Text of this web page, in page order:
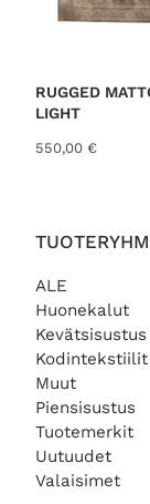
ALE
Huonekalut
Kevätsisustus
Kodintekstiilit
Muut
Piensisustus
Tuotemerkit
Uutuudet
Valaisimet
RUGGED
LIGHT
550,00 €